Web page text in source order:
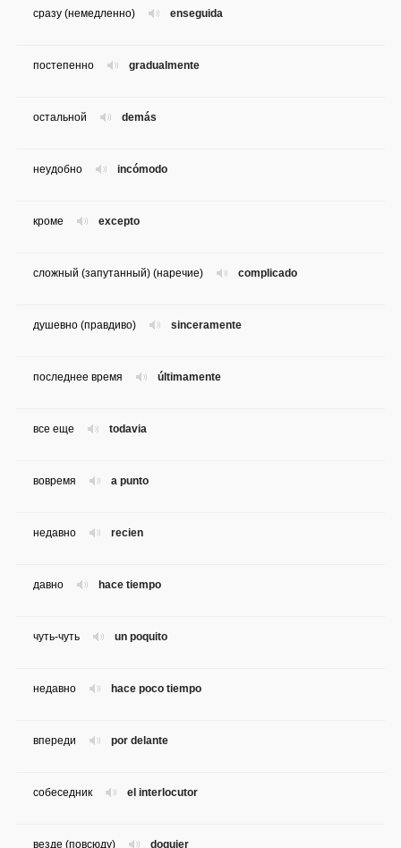
enseguida
сразу (немедленно)
gradualmente
постепенно
demás
остальной
incómodo
неудобно
excepto
кроме
complicado
сложный (запутанный) (наречие)
sinceramente
душевно (правдиво)
últimamente
последнее время
todavia
все еще
a punto
вовремя
recien
недавно
hace tiempo
давно
un poquito
чуть-чуть
hace poco tiempo
недавно
por delante
впереди
el interlocutor
собеседник
doquier
везде (повсюду)